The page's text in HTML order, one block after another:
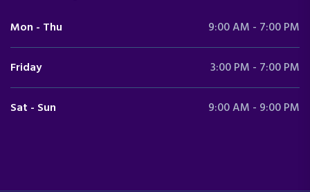
Mon - Thu 9:00 AM - 7:00 PM
Friday 3:00 PM - 7:00 PM
Sat - Sun 9:00 AM - 9:00 PM